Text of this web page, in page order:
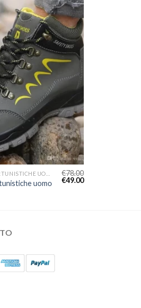
uomo
€78.00
€49.00